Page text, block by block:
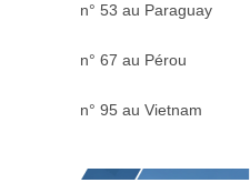
n° 53 au Paraguay
n° 67 au Pérou
n° 95 au Vietnam